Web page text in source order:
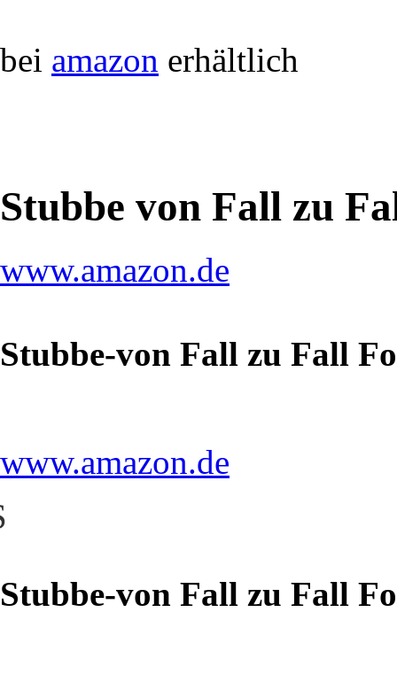
bei amazon erhältlich
Stubbe von Fall zu
www.amazon.de
Stubbe-von Fall zu Fall
www.amazon.de
Stubbe-von Fall zu Fall